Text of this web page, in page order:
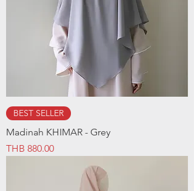
BEST SELLER
Madinah KHIMAR - Grey
Price
THB 880.00